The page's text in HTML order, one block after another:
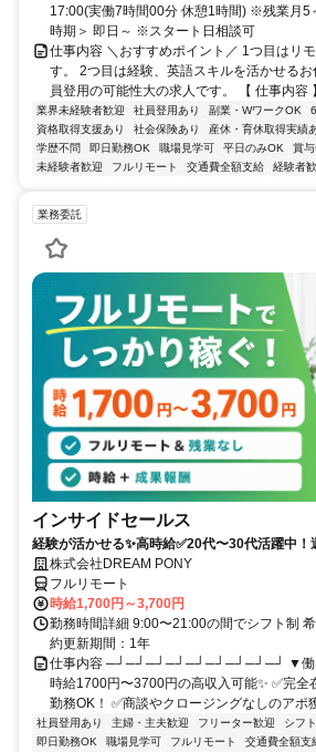
17:00(実働7時間00分 休憩1時間) ※残業月5
時期＞ 即日～ ※スタート日相談可
仕事内容 ＼おすすめポイント／ 1つ目はリ
す。 2つ目は経験、英語スキルを活かせる
員登用の可能性大の求人です。 【 仕事内容
業界未経験者歓迎 社員登用あり 副業・WワークOK
資格取得支援あり
社会保険あり 産休・育休取得実績
学歴不問
即日勤務OK 職場見学可 平日のみOK 賞
未経験者歓迎
フルリモート 交通費全額支給 経験者
業務委託
インサイドセールス
経験が活かせる✨高時給✅20代〜30代活躍中！
株式会社DREAM PONY
フルリモート
時給1,700円～3,700円
勤務時間詳細 9:00〜21:00の間でシフト制
約更新期間：1年
仕事内容 ─┘─┘─┘─┘─┘─┘─┘─┘─┘ ▼働
時給1700円〜3700円の高収入可能✨ ✅完全
勤務OK！ ✅商談やクロージングなしのアポ
社員登用あり 主婦・主夫歓迎 フリーター歓迎 シフ
即日勤務OK
職場見学可 フルリモート 交通費全額支